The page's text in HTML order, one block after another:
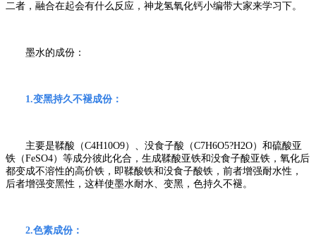
二者，融合在起会有什么反应，神龙氢氧化钙小编带大家来学习下。
墨水的成份：
1.变黑持久不褪成份：
主要是鞣酸（C4H10O9）、没食子酸（C7H6O5?H2O）和硫酸亚
铁（FeSO4）等成分彼此化合，生成鞣酸亚铁和没食子酸亚铁，氧化后
都变成不溶性的高价铁，即鞣酸铁和没食子酸铁，前者增强耐水性，
后者增强变黑性，这样使墨水耐水、变黑，色持久不褪。
2.色素成份：